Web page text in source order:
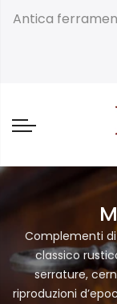
Antica
Complementi
classico
serrature,
riproduzioni